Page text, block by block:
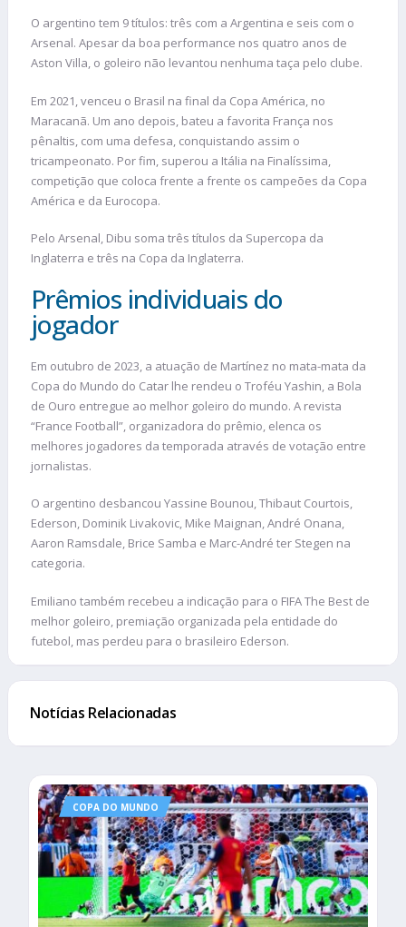
O argentino tem 9 títulos: três com a Argentina e seis com o
Arsenal. Apesar da boa performance nos quatro anos de
Aston Villa, o goleiro não levantou nenhuma taça pelo clube.
Em 2021, venceu o Brasil na final da Copa América, no
Maracanã. Um ano depois, bateu a favorita França nos
pênaltis, com uma defesa, conquistando assim o
tricampeonato. Por fim, superou a Itália na Finalíssima,
competição que coloca frente a frente os campeões da Copa
América e da Eurocopa.
Pelo Arsenal, Dibu soma três títulos da Supercopa da
Inglaterra e três na Copa da Inglaterra.
Prêmios individuais do
jogador
Em outubro de 2023, a atuação de Martínez no mata-mata da
Copa do Mundo do Catar lhe rendeu o Troféu Yashin, a Bola
de Ouro entregue ao melhor goleiro do mundo. A revista
“France Football”, organizadora do prêmio, elenca os
melhores jogadores da temporada através de votação entre
jornalistas.
O argentino desbancou Yassine Bounou, Thibaut Courtois,
Ederson, Dominik Livakovic, Mike Maignan, André Onana,
Aaron Ramsdale, Brice Samba e Marc-André ter Stegen na
categoria.
Emiliano também recebeu a indicação para o FIFA The Best de
melhor goleiro, premiação organizada pela entidade do
futebol, mas perdeu para o brasileiro Ederson.
Notícias Relacionadas
COPA DO MUNDO